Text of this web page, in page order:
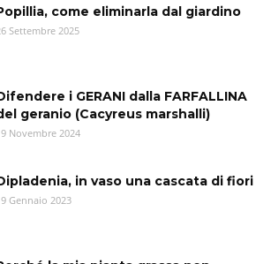
come eliminarla dal giardino
Settembre 2025
i GERANI dalla FARFALLINA
geranio (Cacyreus marshalli)
Novembre 2024
in vaso una cascata di fiori
Gennaio 2023